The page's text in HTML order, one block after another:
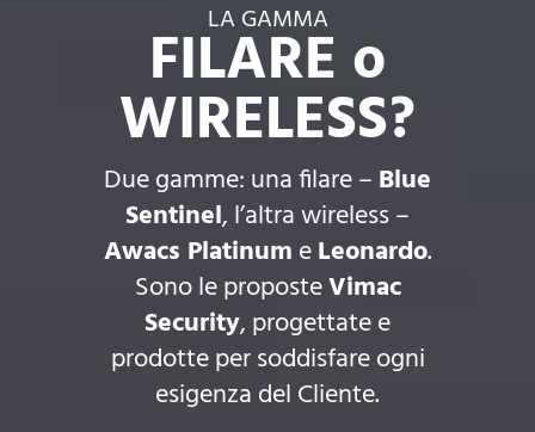
LA GAMMA
FILARE o
WIRELESS?
Due gamme: una filare – Blue
Sentinel, l’altra wireless –
Awacs Platinum eLeonardo.
Sono le proposteVimac
Security, progettate e
prodotte per soddisfare ogni
esigenza del Cliente.